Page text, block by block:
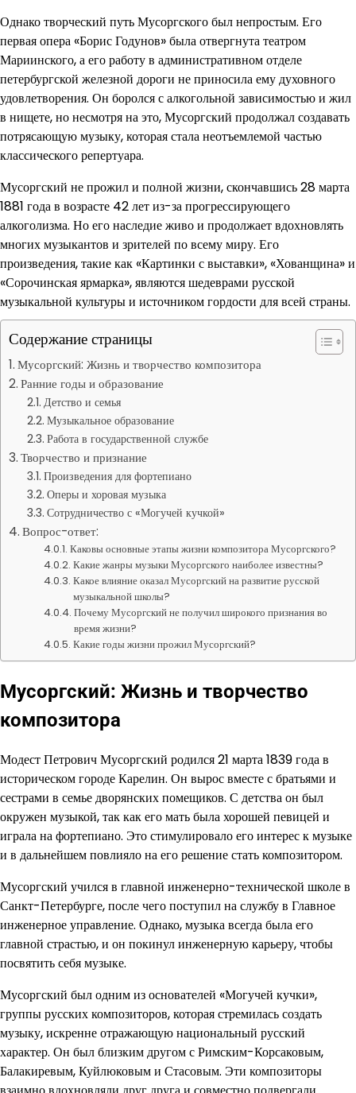
Однако творческий путь Мусоргского был непростым. Его
первая опера «Борис Годунов» была отвергнута театром
Мариинского, а его работу в административном отделе
петербургской железной дороги не приносила ему духовного
удовлетворения. Он боролся с алкогольной зависимостью и жил
в нищете, но несмотря на это, Мусоргский продолжал создавать
потрясающую музыку, которая стала неотъемлемой частью
классического репертуара.
Мусоргский не прожил и полной жизни, скончавшись 28 марта
1881 года в возрасте 42 лет из-за прогрессирующего
алкоголизма. Но его наследие живо и продолжает вдохновлять
многих музыкантов и зрителей по всему миру. Его
произведения, такие как «Картинки с выставки», «Хованщина» и
«Сорочинская ярмарка», являются шедеврами русской
музыкальной культуры и источником гордости для всей страны.
Содержание страницы
Мусоргский: Жизнь и творчество композитора
Ранние годы и образование
Детство и семья
Музыкальное образование
Работа в государственной службе
Творчество и признание
Произведения для фортепиано
Оперы и хоровая музыка
Сотрудничество с «Могучей кучкой»
Вопрос-ответ:
Каковы основные этапы жизни композитора Мусоргского?
Какие жанры музыки Мусоргского наиболее известны?
Какое влияние оказал Мусоргский на развитие русской
музыкальной школы?
Почему Мусоргский не получил широкого признания во
время жизни?
Какие годы жизни прожил Мусоргский?
Мусоргский: Жизнь и творчество
композитора
Модест Петрович Мусоргский родился 21 марта 1839 года в
историческом городе Карелин. Он вырос вместе с братьями и
сестрами в семье дворянских помещиков. С детства он был
окружен музыкой, так как его мать была хорошей певицей и
играла на фортепиано. Это стимулировало его интерес к музыке
и в дальнейшем повлияло на его решение стать композитором.
Мусоргский учился в главной инженерно-технической школе в
Санкт-Петербурге, после чего поступил на службу в Главное
инженерное управление. Однако, музыка всегда была его
главной страстью, и он покинул инженерную карьеру, чтобы
посвятить себя музыке.
Мусоргский был одним из основателей «Могучей кучки»,
группы русских композиторов, которая стремилась создать
музыку, искренне отражающую национальный русский
характер. Он был близким другом с Римским-Корсаковым,
Балакиревым, Куйлюковым и Стасовым. Эти композиторы